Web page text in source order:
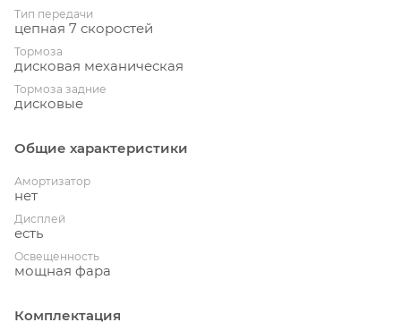
Тип передачи
цепная 7 скоростей
Тормоза
дисковая механическая
Тормоза задние
дисковые
Общие характеристики
Амортизатор
нет
Дисплей
есть
Освещенность
мощная фара
Комплектация